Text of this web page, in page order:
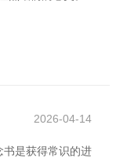
2026-04-14
是获得常识的进